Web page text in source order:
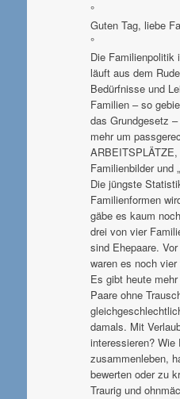
°
Guten Tag, liebe
°
Die Familienpolitik
läuft aus dem
Bedürfnisse und
Familien – so
das Grundgesetz
mehr um
ARBEITSPLÄTZE,
Familienbilder und
Die jüngste
Familienformen
gäbe es kaum
drei von vier
sind Ehepaare.
waren es noch
Es gibt heute
Paare ohne
damals. Mit
interessieren? Wie
zusammenleben,
bewerten oder zu
Traurig und